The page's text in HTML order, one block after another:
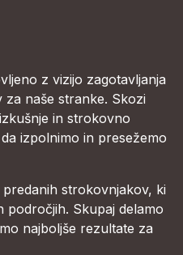
z vizijo zagotavljanja
naše stranke. Skozi
in strokovno
izpolnimo in presežemo
predanih strokovnjakov, ki
področjih. Skupaj delamo
najboljše rezultate za